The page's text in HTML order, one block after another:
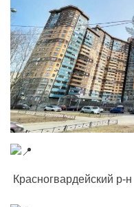
Красногвардейский р-н